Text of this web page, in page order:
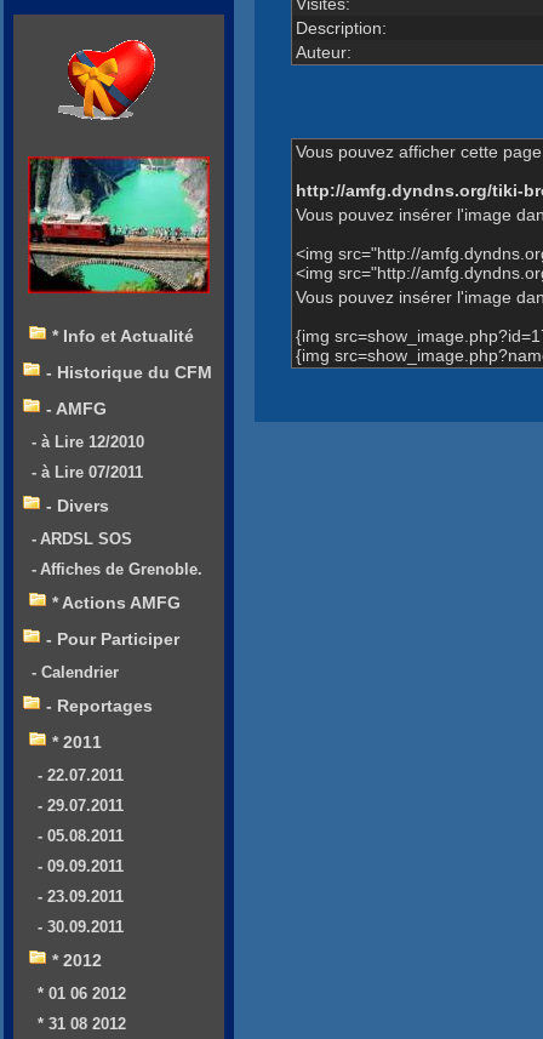
Description:
Auteur:
Vous pouvez afficher cette
http://amfg.dyndns.org/tiki-
Vous pouvez insérer l'image
<img src="http://
<img src="http://
Vous pouvez insérer l'image
{img
{img
* Info et Actualité
- Historique du CFM
- AMFG
- à Lire 12/2010
- à Lire 07/2011
- Divers
- ARDSL SOS
- Affiches de Grenoble.
* Actions AMFG
- Pour Participer
- Calendrier
- Reportages
* 2011
- 22.07.2011
- 29.07.2011
- 05.08.2011
- 09.09.2011
- 23.09.2011
- 30.09.2011
* 2012
* 01 06 2012
* 31 08 2012